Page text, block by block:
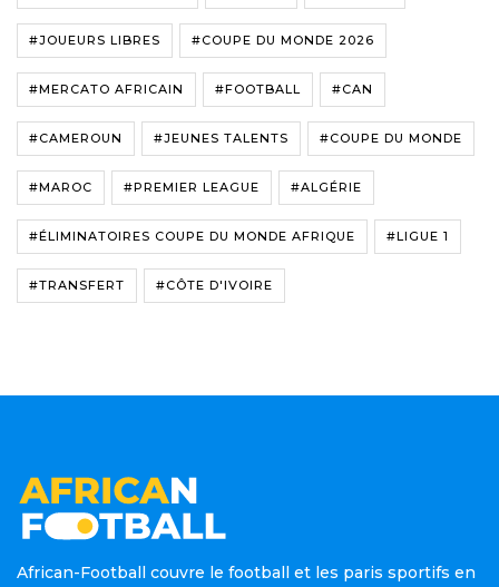
#JOUEURS LIBRES #COUPE DU MONDE 2026
#MERCATO AFRICAIN #FOOTBALL #CAN
#CAMEROUN #JEUNES TALENTS #COUPE DU MONDE
#MAROC #PREMIER LEAGUE #ALGÉRIE
#ÉLIMINATOIRES COUPE DU MONDE AFRIQUE #LIGUE 1
#TRANSFERT #CÔTE D'IVOIRE
African-Football couvre le football et les paris sportifs en